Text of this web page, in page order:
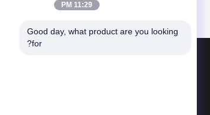
11:29 PM
Good day, what product are you looking
for?